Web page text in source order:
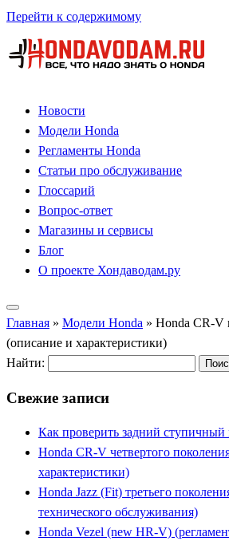
Перейти к содержимому
Новости
Модели Honda
Регламенты Honda
Статьи про обслуживание
Глоссарий
Вопрос-ответ
Магазины и сервисы
Блог
О проекте Хондаводам.ру
Главная » Модели Honda » Honda CR-V
(описание и характеристики)
Найти:
Свежие записи
Как проверить задний
Honda CR-V четвертого
характеристики)
Honda Jazz (Fit) третьего
технического обслуживания)
Honda Vezel (new HR-V)